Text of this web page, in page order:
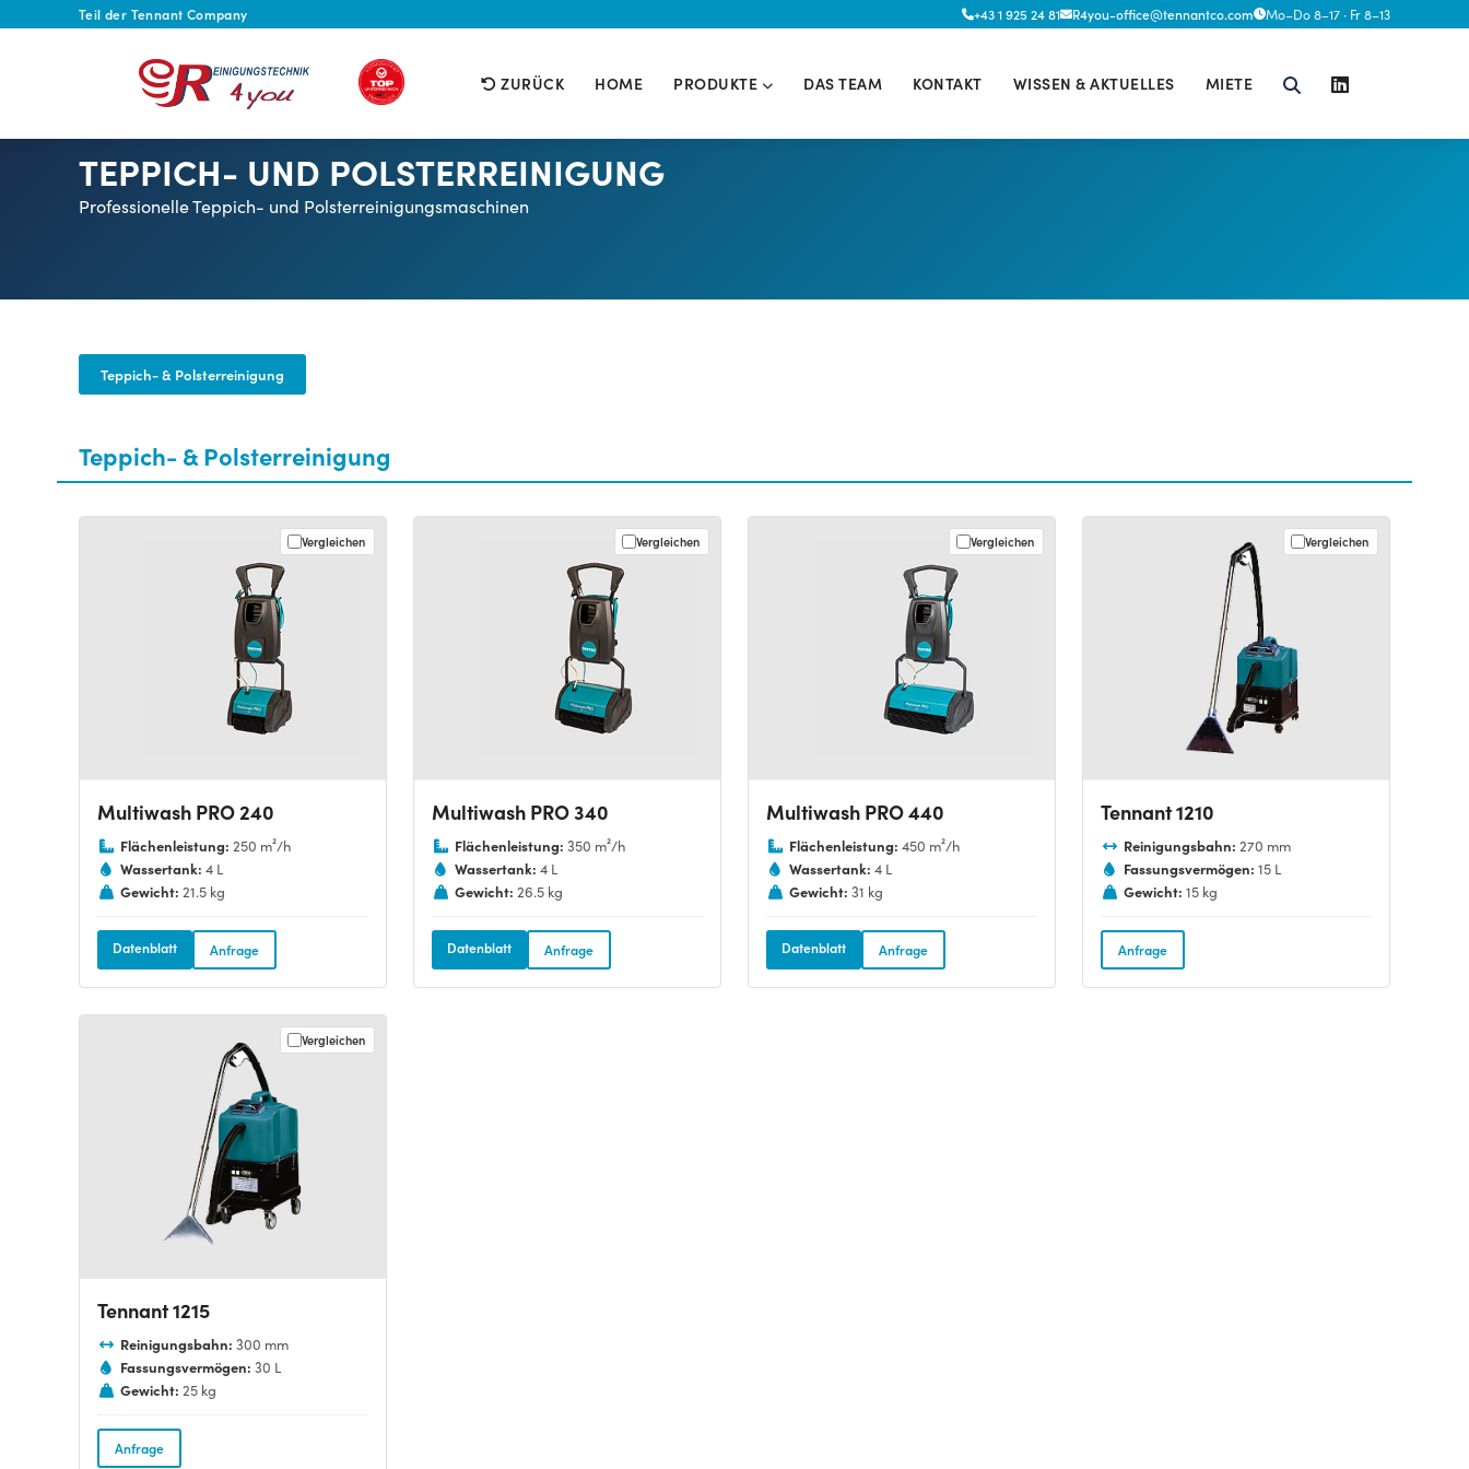
Teil der Tennant Company +43 1 925 24 81 R4you-office@tennantco.com Mo–Do 8–17 · Fr 8–13
ZURÜCK HOME PRODUKTE DAS TEAM KONTAKT WISSEN & AKTUELLES MIETE
TEPPICH- UND POLSTERREINIGUNG
Professionelle Teppich- und Polsterreinigungsmaschinen
Teppich- & Polsterreinigung
Teppich- & Polsterreinigung
Vergleichen
Multiwash PRO 240
Flächenleistung: 250 m²/h
Wassertank: 4 L
Gewicht: 21.5 kg
Datenblatt Anfrage
Vergleichen
Multiwash PRO 340
Flächenleistung: 350 m²/h
Wassertank: 4 L
Gewicht: 26.5 kg
Datenblatt Anfrage
Vergleichen
Multiwash PRO 440
Flächenleistung: 450 m²/h
Wassertank: 4 L
Gewicht: 31 kg
Datenblatt Anfrage
Vergleichen
Tennant 1210
Reinigungsbahn: 270 mm
Fassungsvermögen: 15 L
Gewicht: 15 kg
Anfrage
Vergleichen
Tennant 1215
Reinigungsbahn: 300 mm
Fassungsvermögen: 30 L
Gewicht: 25 kg
Anfrage